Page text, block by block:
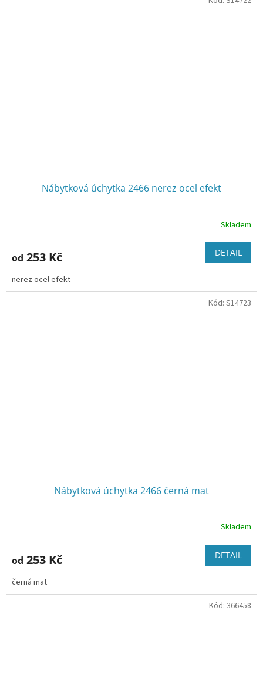
Nábytková úchytka 2466 nerez ocel efekt
Skladem
od 253 Kč DETAIL
nerez ocel efekt
Nábytková úchytka 2466 černá mat
Skladem
od 253 Kč DETAIL
černá mat
Kód: S14723
Kód: 366458